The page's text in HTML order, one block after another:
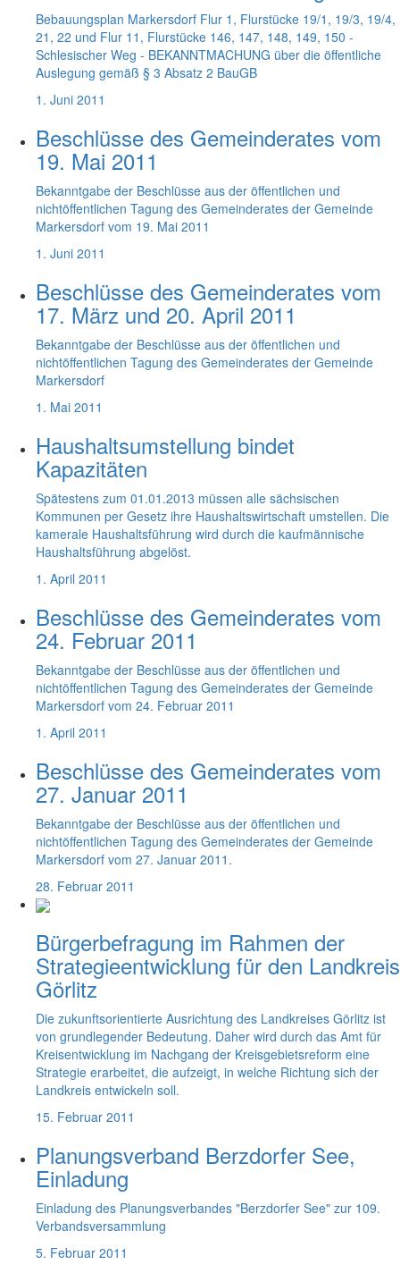
Bebauungsplan Markersdorf Flur 1, Flurstücke 19/1, 19/3, 19/4,
21, 22 und Flur 11, Flurstücke 146, 147, 148, 149, 150 -
Schlesischer Weg - BEKANNTMACHUNG über die öffentliche
Auslegung gemäß § 3 Absatz 2 BauGB
1. Juni 2011
Beschlüsse des Gemeinderates vom
19. Mai 2011
Bekanntgabe der Beschlüsse aus der öffentlichen und
nichtöffentlichen Tagung des Gemeinderates der Gemeinde
Markersdorf vom 19. Mai 2011
1. Juni 2011
Beschlüsse des Gemeinderates vom
17. März und 20. April 2011
Bekanntgabe der Beschlüsse aus der öffentlichen und
nichtöffentlichen Tagung des Gemeinderates der Gemeinde
Markersdorf
1. Mai 2011
Haushaltsumstellung bindet
Kapazitäten
Spätestens zum 01.01.2013 müssen alle sächsischen
Kommunen per Gesetz ihre Haushaltswirtschaft umstellen. Die
kamerale Haushaltsführung wird durch die kaufmännische
Haushaltsführung abgelöst.
1. April 2011
Beschlüsse des Gemeinderates vom
24. Februar 2011
Bekanntgabe der Beschlüsse aus der öffentlichen und
nichtöffentlichen Tagung des Gemeinderates der Gemeinde
Markersdorf vom 24. Februar 2011
1. April 2011
Beschlüsse des Gemeinderates vom
27. Januar 2011
Bekanntgabe der Beschlüsse aus der öffentlichen und
nichtöffentlichen Tagung des Gemeinderates der Gemeinde
Markersdorf vom 27. Januar 2011.
28. Februar 2011
Bürgerbefragung im Rahmen der
Strategieentwicklung für den Landkreis
Görlitz
Die zukunftsorientierte Ausrichtung des Landkreises Görlitz ist
von grundlegender Bedeutung. Daher wird durch das Amt für
Kreisentwicklung im Nachgang der Kreisgebietsreform eine
Strategie erarbeitet, die aufzeigt, in welche Richtung sich der
Landkreis entwickeln soll.
15. Februar 2011
Planungsverband Berzdorfer See,
Einladung
Einladung des Planungsverbandes "Berzdorfer See" zur 109.
Verbandsversammlung
5. Februar 2011